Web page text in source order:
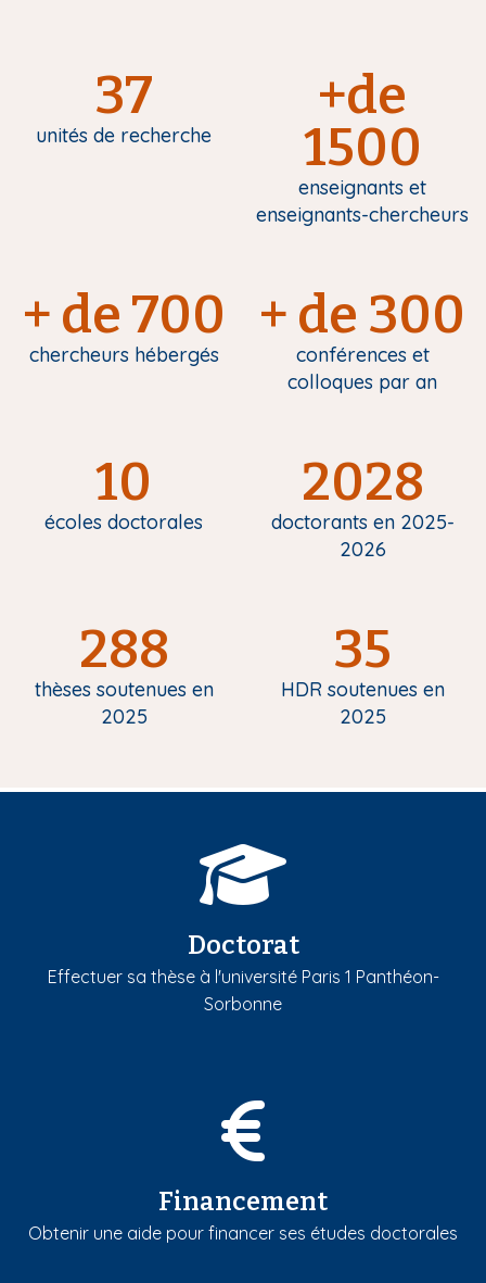
37
unités de recherche
+de
1500
enseignants et
enseignants-chercheurs
+ de 700
chercheurs hébergés
+ de 300
conférences et
colloques par an
10
écoles doctorales
2028
doctorants en 2025-
2026
288
thèses soutenues en
2025
35
HDR soutenues en
2025
Doctorat
Effectuer sa thèse à l'université Paris 1 Panthéon-
Sorbonne
Financement
Obtenir une aide pour financer ses études doctorales